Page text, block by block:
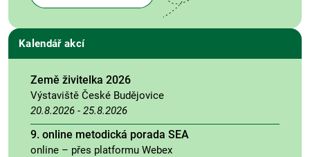
Kalendář akcí
Země živitelka 2026
Výstaviště České Budějovice
20.8.2026 - 25.8.2026
9. online metodická porada SEA
online – přes platformu Webex